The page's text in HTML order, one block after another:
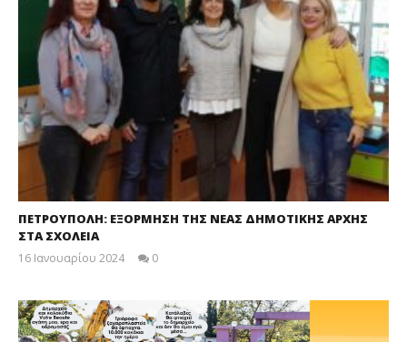
ΠΕΤΡΟΥΠΟΛΗ: ΕΞΟΡΜΗΣΗ ΤΗΣ ΝΕΑΣ ΔΗΜΟΤΙΚΗΣ ΑΡΧΗΣ
ΣΤΑ ΣΧΟΛΕΙΑ
16 Ιανουαρίου 2024
0